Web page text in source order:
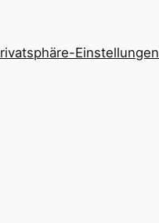
Einstellungen